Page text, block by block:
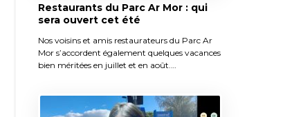
Restaurants du Parc Ar Mor : qui
sera ouvert cet été
Nos voisins et amis restaurateurs du Parc Ar
Mor s’accordent également quelques vacances
bien méritées en juillet et en août.…